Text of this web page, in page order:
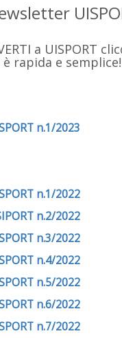
a UISPORT
rapida e semplice!
n.1/2023
n.1/2022
n.2/2022
n.3/2022
n.4/2022
n.5/2022
n.6/2022
n.7/2022